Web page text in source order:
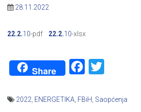
28.11.2022
22.2.10-pdf 22.2.10-xlsx
Share Facebook
2022 ENERGETIKA FBiH Saopćenja